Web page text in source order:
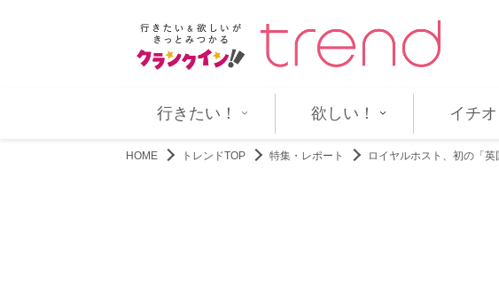
“港区女子”系AKB48元メンバー38歳、清楚な浴衣姿に
行きたい！ 欲しい！ イチオ
HOME トレンドTOP 特集・レポート ロイヤルホスト、初の「